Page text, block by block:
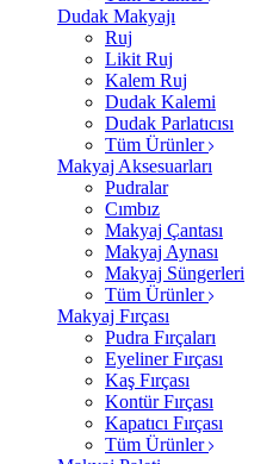
Dudak Makyajı
Ruj
Likit Ruj
Kalem Ruj
Dudak Kalemi
Dudak Parlatıcısı
Tüm Ürünler
Makyaj Aksesuarları
Pudralar
Cımbız
Makyaj Çantası
Makyaj Aynası
Makyaj Süngerleri
Tüm Ürünler
Makyaj Fırçası
Pudra Fırçaları
Eyeliner Fırçası
Kaş Fırçası
Kontür Fırçası
Kapatıcı Fırçası
Tüm Ürünler